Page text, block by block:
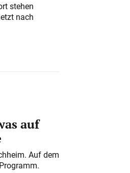
stehen
nach
auf
Auf dem